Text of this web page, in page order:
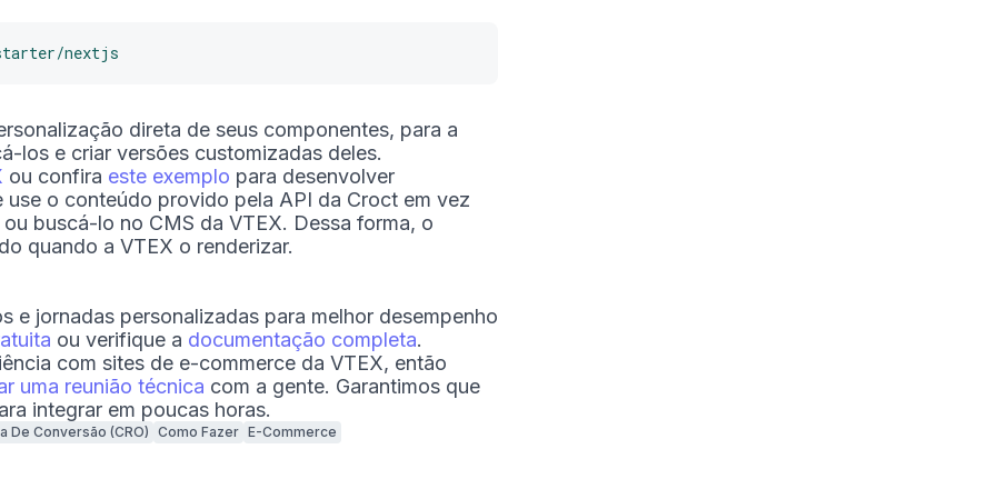
nextjs
direta de seus componentes, para a
los e criar versões customizadas deles.
ou confira este exemplo para desenvolver
o conteúdo provido pela API da Croct em vez
buscá-lo no CMS da VTEX. Dessa forma, o
quando a VTEX o renderizar.
e jornadas personalizadas para melhor desempenho
ou verifique a documentação completa.
com sites de e-commerce da VTEX, então
uma reunião técnica com a gente. Garantimos que
integrar em poucas horas.
De Conversão (CRO) Como Fazer E-Commerce